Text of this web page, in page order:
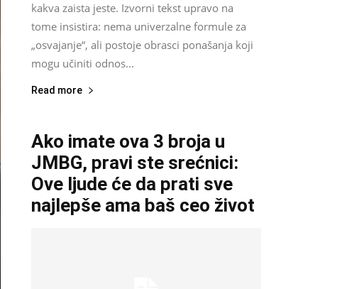
kakva zaista jeste. Izvorni tekst upravo na
tome insistira: nema univerzalne formule za
„osvajanje“, ali postoje obrasci ponašanja koji
mogu učiniti odnos...
Read more
Ako imate ova 3 broja u
JMBG, pravi ste srećnici:
Ove ljude će da prati sve
najlepše ama baš ceo život